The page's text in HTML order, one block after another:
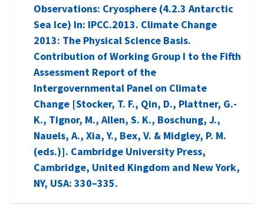
Observations: Cryosphere (4.2.3 Antarctic
Sea Ice) In: IPCC.2013. Climate Change
2013: The Physical Science Basis.
Contribution of Working Group I to the Fifth
Assessment Report of the
Intergovernmental Panel on Climate
Change [Stocker, T. F., Qin, D., Plattner, G.-
K., Tignor, M., Allen, S. K., Boschung, J.,
Nauels, A., Xia, Y., Bex, V. & Midgley, P. M.
(eds.)]. Cambridge University Press,
Cambridge, United Kingdom and New York,
NY, USA: 330–335.